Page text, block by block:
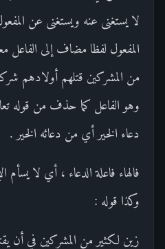
لا يستغنى عنه ويستغنى عن
المفعول لفظا مضاف إلى الفاعل
من المشركين قتلهم أولادهم
وهو الفاعل كما حذف من قوله
دعاء الخير أي من دعائه الخير .
فالهاء فاعلة الدعاء ، أي لا
وكذا قوله :
زين لكثير من المشركين في أن